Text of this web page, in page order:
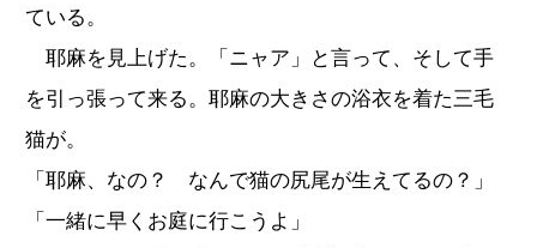
ている。
耶麻を見上げた。「ニャア」と言って、そして手
を引っ張って来る。耶麻の大きさの浴衣を着た三毛
猫が。
「耶麻、なの？ なんで猫の尻尾が生えてるの？」
「一緒に早くお庭に行こうよ」